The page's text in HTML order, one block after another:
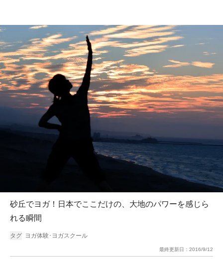
砂丘でヨガ！日本でここだけの、大地のパワーを感じら
れる瞬間
タグ ヨガ体験･ヨガスクール
最終更新日： 2016/9/12